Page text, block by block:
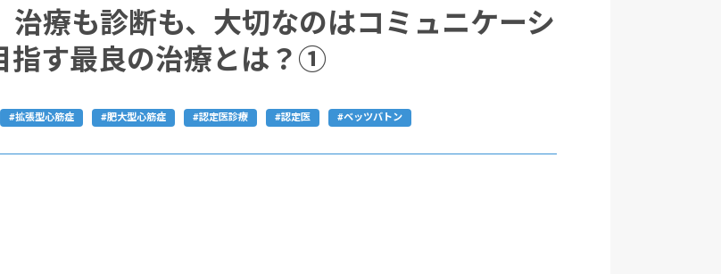
治療も診断も、大切なのはコミュニケーシ
指す最良の治療とは？①
#拡張型心筋症 #肥大型心筋症 #認定医診療 #認定医 #ベッツバトン